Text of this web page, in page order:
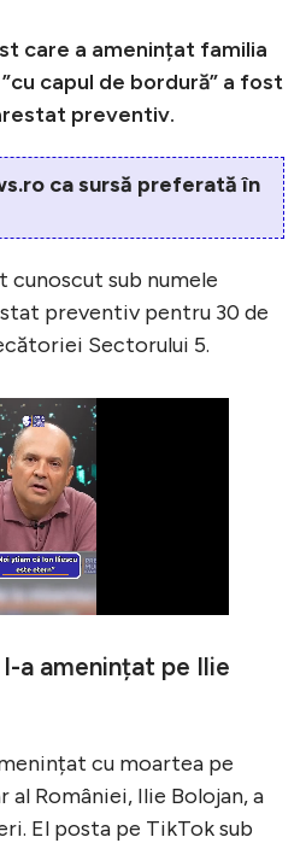
care a amenințat familia
capul de bordură” a fost
preventiv.
ca sursă preferată în
cunoscut sub numele
preventiv pentru 30 de
Sectorului 5.
a amenințat pe Ilie
cu moartea pe
României, Ilie Bolojan, a
El posta pe TikTok sub